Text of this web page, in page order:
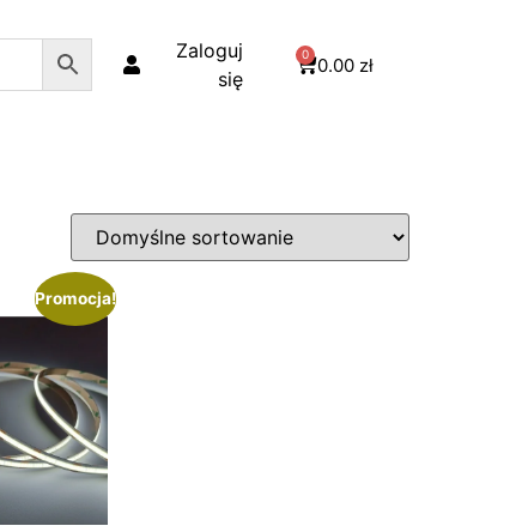
Zaloguj
się
0.00 zł
0
Promocja!